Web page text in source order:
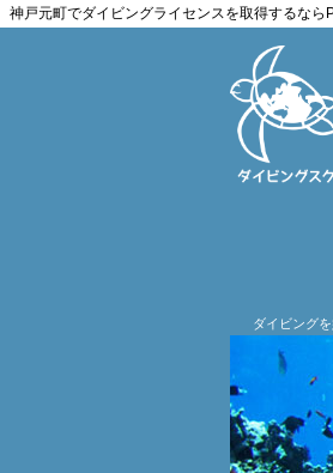
神戸元町でダイビングライセンスを取得するな
ダイビング